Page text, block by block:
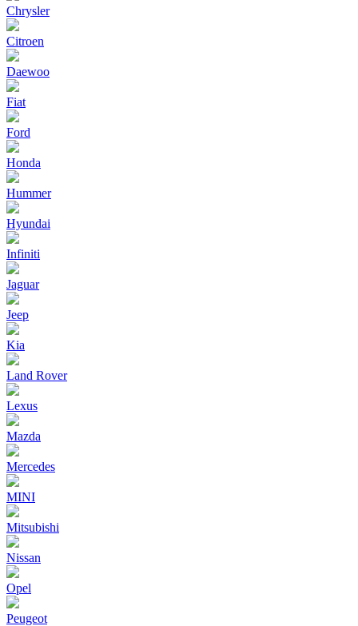
Chrysler
Citroen
Daewoo
Fiat
Ford
Honda
Hummer
Hyundai
Infiniti
Jaguar
Jeep
Kia
Land Rover
Lexus
Mazda
Mercedes
MINI
Mitsubishi
Nissan
Opel
Peugeot